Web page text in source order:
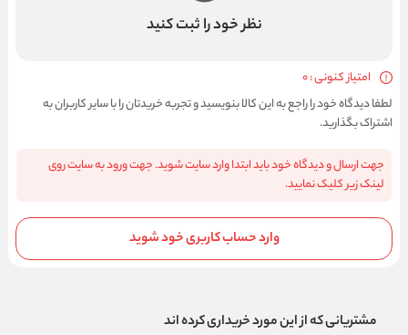
نظر خود را ثبت کنید
امتیاز کنونی : 0
لطفا دیدگاه خود را راجع به این کالا بنویسید و تجربه خریدتان را با سایر کاربران به
اشتراک بگذارید.
جهت ارسال و دیدگاه خود باید ابتدا وارد سایت شوید. جهت ورود به سایت روی
لینک زیر کلیک نمایید.
وارد حساب کاربری خود شوید
مشتریانی که از این مورد خریداری کرده اند